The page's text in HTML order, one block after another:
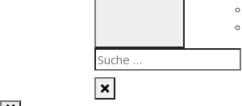
Suche
nach: